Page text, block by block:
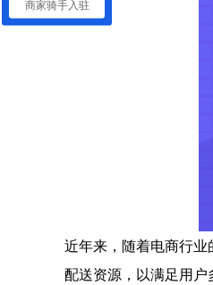
近年来，随着电商行
配送资源，以满足用户
商家骑手入驻